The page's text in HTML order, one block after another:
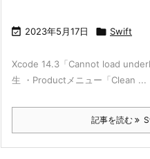
 2023年5月17日  Swift
Xcode 14.3「Cannot load
生 ・Productメニュー「Clean ...
記事を読む